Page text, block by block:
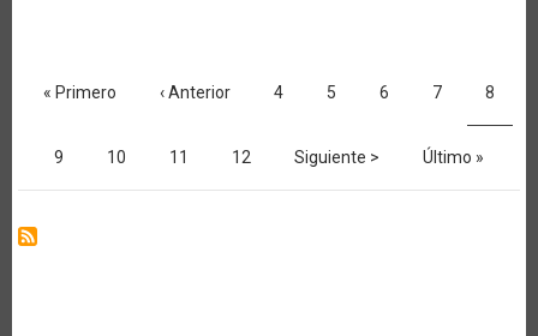
Primera
« Primero
Página
‹ Anterior Página
4 Página
5 Página
6 Página
7
Página
8
Página
9 Página
10 Página
11 Página
12
Siguiente
Siguiente >
Última
Último »